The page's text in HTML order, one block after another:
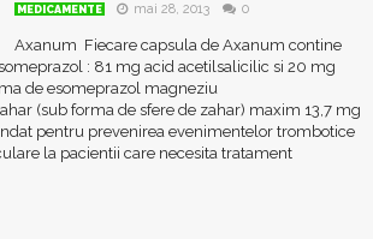
MEDICAMENTE mai 28, 2013 0
Axanum Fiecare capsula de Axanum contine
: 81 mg acid acetilsalicilic si 20 mg
de esomeprazol magneziu
(sub forma de sfere de zahar) maxim 13,7 mg
pentru prevenirea evenimentelor trombotice
la pacientii care necesita tratament